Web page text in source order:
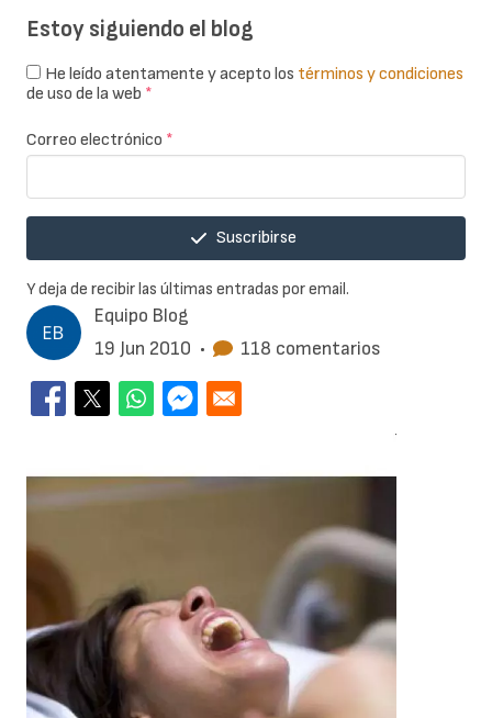
Equipo Blog
19 Jun 2010 • 118 comentarios
Estoy siguiendo el blog
He leído atentamente y acepto los términos y condiciones
de uso de la web *
Correo electrónico *
Suscribirse
Y deja de recibir las últimas entradas por email.